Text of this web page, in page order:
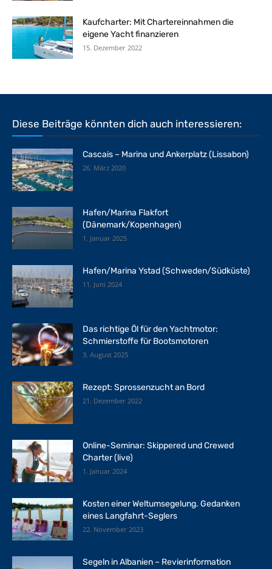
Kaufcharter: Mit Chartereinnahmen die
eigene Yacht finanzieren
15. Dezember 2022
Diese Beiträge könnten dich auch interessieren:
Cascais – Marina und Ankerplatz (Lissabon)
26. März 2020
Hafen/Marina Flakfort
(Dänemark/Kopenhagen)
1. Januar 2025
Hafen/Marina Ystad (Schweden/Südküste)
11. Juni 2024
Das richtige Öl für den Yachtmotor:
Schmierstoffe für Bootsmotoren
3. August 2025
Rezept: Sprossenzucht an Bord
21. Dezember 2022
Online-Seminar: Skippered und Crewed
Charter (live)
1. Januar 2024
Kosten einer Weltumsegelung. Gedanken
eines Langfahrt-Seglers
22. November 2023
Segeln in Albanien – Revierinformation